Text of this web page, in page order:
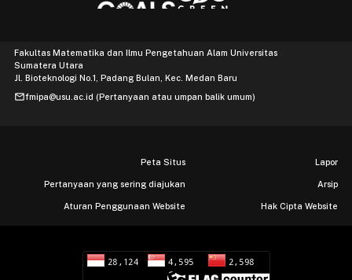
Fakultas Matematika dan Ilmu Pengetahuan Alam Universitas
Sumatera Utara
Jl. Bioteknologi No.1, Padang Bulan, Kec. Medan Baru
mailfmipa@usu.ac.id (Pertanyaan atau umpan balik umum)
Peta Situs Lapor
Pertanyaan yang sering diajukan Arsip
Aturan Penggunaan Website Hak Cipta Website